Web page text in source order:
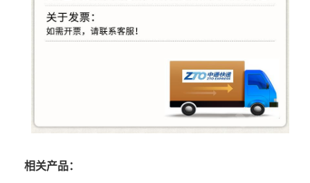
相关产品：